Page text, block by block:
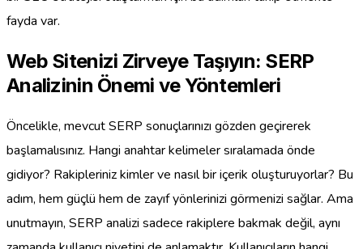
fayda var.
Web Sitenizi Zirveye Taşıyın: SERP
Analizinin Önemi ve Yöntemleri
Öncelikle, mevcut SERP sonuçlarınızı gözden geçirerek
başlamalısınız. Hangi anahtar kelimeler sıralamada önde
gidiyor? Rakipleriniz kimler ve nasıl bir içerik oluşturuyorlar? Bu
adım, hem güçlü hem de zayıf yönlerinizi görmenizi sağlar. Ama
unutmayın, SERP analizi sadece rakiplere bakmak değil, aynı